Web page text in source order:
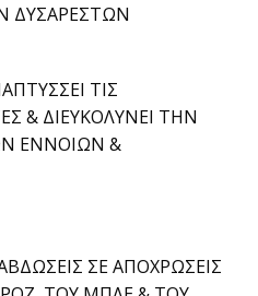
ΔΥΣΑΡΕΣΤΩΝ
ΤΙΣ
& ΔΙΕΥΚΟΛΥΝΕΙ ΤΗΝ
ΕΝΝΟΙΩΝ &
ΣΕ ΑΠΟΧΡΩΣΕΙΣ